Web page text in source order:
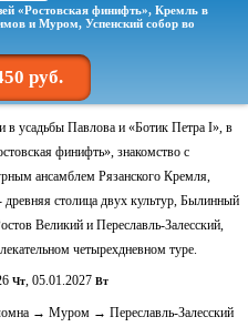
«Ростовская финифть», Кремль в
и Муром, Успенский собор во
руб.
в усадьбы Павлова и «Ботик Петра I», в
финифть», знакомство с
ансамблем Рязанского Кремля,
столица двух культур, Былинный
Великий и Переславль-Залесский,
четырехдневном туре.
Чт, 05.01.2027 Вт
→ Муром → Переславль-Залесский